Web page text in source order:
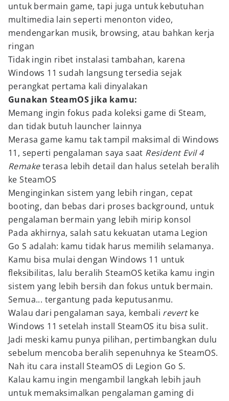
untuk bermain game, tapi juga untuk kebutuhan
multimedia lain seperti menonton video,
mendengarkan musik, browsing, atau bahkan kerja
ringan
Tidak ingin ribet instalasi tambahan, karena
Windows 11 sudah langsung tersedia sejak
perangkat pertama kali dinyalakan
Gunakan SteamOS jika kamu:
Memang ingin fokus pada koleksi game di Steam,
dan tidak butuh launcher lainnya
Merasa game kamu tak tampil maksimal di Windows
11, seperti pengalaman saya saat Resident Evil 4
Remaketerasa lebih detail dan halus setelah beralih
ke SteamOS
Menginginkan sistem yang lebih ringan, cepat
booting, dan bebas dari proses background, untuk
pengalaman bermain yang lebih mirip konsol
Pada akhirnya, salah satu kekuatan utama Legion
Go S adalah: kamu tidak harus memilih selamanya.
Kamu bisa mulai dengan Windows 11 untuk
fleksibilitas, lalu beralih SteamOS ketika kamu ingin
sistem yang lebih bersih dan fokus untuk bermain.
Semua... tergantung pada keputusanmu.
Walau dari pengalaman saya, kembali revertke
Windows 11 setelah install SteamOS itu bisa sulit.
Jadi meski kamu punya pilihan, pertimbangkan dulu
sebelum mencoba beralih sepenuhnya ke SteamOS.
Nah itu cara install SteamOS di Legion Go S.
Kalau kamu ingin mengambil langkah lebih jauh
untuk memaksimalkan pengalaman gaming di